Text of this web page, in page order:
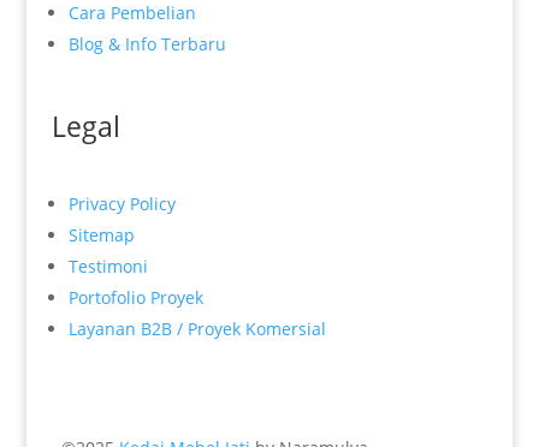
Cara Pembelian
Blog & Info Terbaru
Legal
Privacy Policy
Sitemap
Testimoni
Portofolio Proyek
Layanan B2B / Proyek Komersial